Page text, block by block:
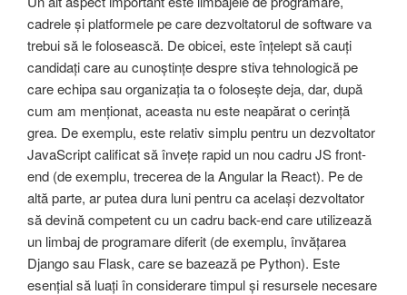
cadrele și platformele pe care dezvoltatorul de software va
trebui să le folosească. De obicei, este înțelept să cauți
candidați care au cunoștințe despre stiva tehnologică pe
care echipa sau organizația ta o folosește deja, dar, după
cum am menționat, aceasta nu este neapărat o cerință
grea. De exemplu, este relativ simplu pentru un dezvoltator
JavaScript calificat să învețe rapid un nou cadru JS front-
end (de exemplu, trecerea de la Angular la React). Pe de
altă parte, ar putea dura luni pentru ca același dezvoltator
să devină competent cu un cadru back-end care utilizează
un limbaj de programare diferit (de exemplu, învățarea
Django sau Flask, care se bazează pe Python). Este
esențial să luați în considerare timpul și resursele necesare